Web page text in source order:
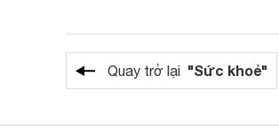
Quay trở lại "Sức khoẻ"